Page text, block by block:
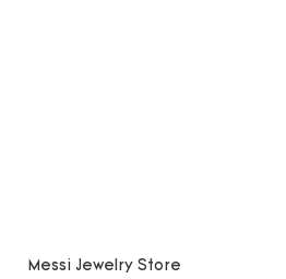
Messi Jewelry Store